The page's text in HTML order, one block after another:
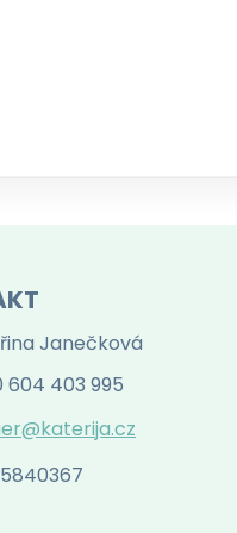
Janečková
604 403 995